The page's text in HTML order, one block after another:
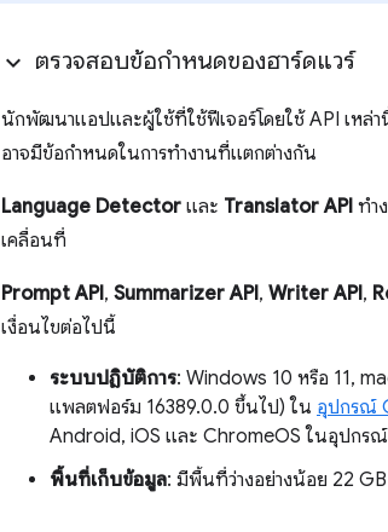
ตรวจสอบข้อกำหนดของฮาร์ดแวร์
นักพัฒนาแอปและผู้ใช้ที่ใช้ฟีเจอร์โดยใช้ API เหล่
อาจมีข้อกำหนดในการทำงานที่แตกต่างกัน
Language Detector และ Translator API ทำ
เคลื่อนที่
Prompt API, Summarizer API, Writer API,
เงื่อนไขต่อไปนี้
ระบบปฏิบัติการ: Windows 10 หรือ 11,
แพลตฟอร์ม 16389.0.0 ขึ้นไป) ใน อุปกรณ์
Android, iOS และ ChromeOS ในอุปกร
พื้นที่เก็บข้อมูล: มีพื้นที่ว่างอย่างน้อย 22